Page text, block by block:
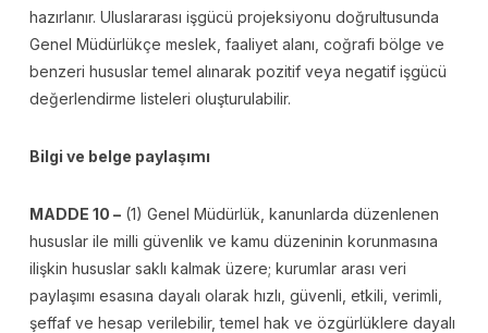
hazırlanır. Uluslararası işgücü projeksiyonu doğrultusunda
Genel Müdürlükçe meslek, faaliyet alanı, coğrafi bölge ve
benzeri hususlar temel alınarak pozitif veya negatif işgücü
değerlendirme listeleri oluşturulabilir.
Bilgi ve belge paylaşımı
MADDE 10 –(1) Genel Müdürlük, kanunlarda düzenlenen
hususlar ile milli güvenlik ve kamu düzeninin korunmasına
ilişkin hususlar saklı kalmak üzere; kurumlar arası veri
paylaşımı esasına dayalı olarak hızlı, güvenli, etkili, verimli,
şeffaf ve hesap verilebilir, temel hak ve özgürlüklere dayalı